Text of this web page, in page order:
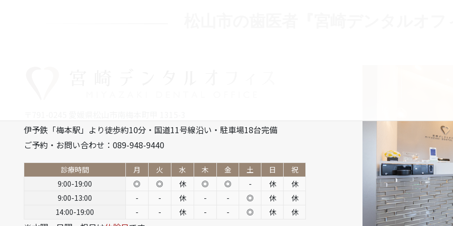
伊予鉄「梅本駅」より徒歩約10分・国道11号線沿い・駐車場18台完備
ご予約・お問い合わせ：089-948-9440
診療時間 月 火 水 木 金 土 日
祝
9:00-19:00
◎ ◎ 休 ◎ ◎ - 休
休
9:00-13:00
- - 休 - - ◎ 休
休
14:00-19:00
- - 休 - - ◎ 休 休